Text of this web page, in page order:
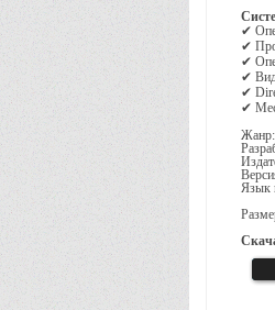
✔
✔
✔
✔
✔
✔
Жанр:
Язык